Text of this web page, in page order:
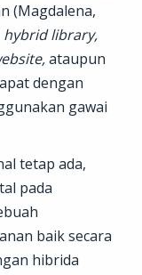
(Magdalena,
hybrid library,
ataupun
dengan
gawai
tetap ada,
pada
baik secara
hibrida